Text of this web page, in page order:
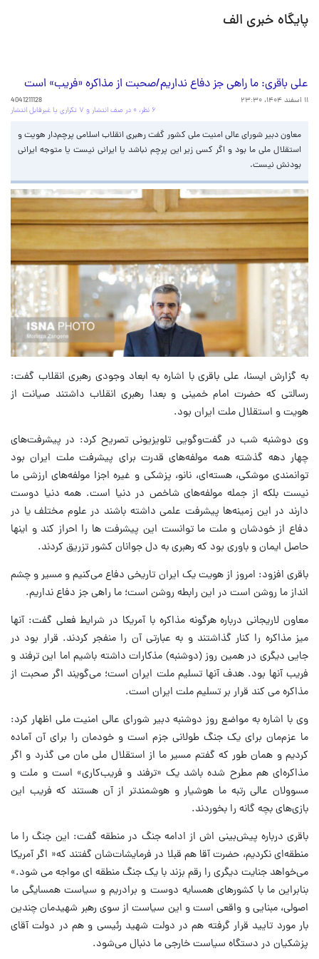
پایگاه خبری الف
علی باقری: ما راهی جز دفاع نداریم/صحبت از مذاکره «فریب» است
۱۱ اسفند ۱۴۰۴، ۲۳:۳۰
4041211128
۶ نظر، ۰ در صف انتشار و ۷ تکراری یا غیرقابل انتشار
معاون دبیر شورای عالی امنیت ملی کشور گفت رهبری انقلاب اسلامی پرچم‌دار هویت و
استقلال ملی ما بود و اگر کسی زیر این پرچم نباشد یا ایرانی نیست یا متوجه ایرانی
بودنش نیست.
به گزارش ایسنا، علی باقری با اشاره به ابعاد وجودی رهبری انقلاب گفت:
رسالتی که حضرت امام خمینی و بعدا رهبری انقلاب داشتند صیانت از
هویت و استقلال ملت ایران بود.
وی دوشنبه شب در گفت‌وگویی تلویزیونی تصریح کرد: در پیشرفت‌های
چهار دهه گذشته همه مولفه‌های قدرت برای پیشرفت ملت ایران بود
توانمندی موشکی، هسته‌ای، نانو، پزشکی و غیره اجزا مولفه‌های ارزشی ما
نیست بلکه از جمله مولفه‌های شاخص در دنیا است. همه دنیا دوست
دارند در این زمینه‌ها پیشرفت علمی داشته باشند در علوم مختلف یا در
دفاع از خودشان و ملت ما توانست این پیشرفت ‌ها را احراز کند و اینها
حاصل ایمان و باوری بود که رهبری به دل جوانان کشور تزریق کردند.
باقری افزود: امروز از هویت یک ایران تاریخی دفاع می‌کنیم و مسیر و چشم
انداز ما روشن است در این رابطه روشن است؛ ما راهی جز دفاع نداریم.
معاون لاریجانی درباره هرگونه مذاکره با آمریکا در شرایط فعلی گفت: آنها
میز مذاکره را کنار گذاشتند و به عبارتی آن را منفجر کردند. قرار بود در
جایی دیگری در همین روز (دوشنبه) مذکارات داشته باشیم اما این ترفند و
فریب آنها بود. هدف آنها تسلیم ملت ایران است؛ می‌گویند اگر صحبت از
مذاکره می کند قرار بر تسلیم ملت ایران است.
وی با اشاره به مواضع روز دوشنبه دبیر شورای عالی امنیت ملی اظهار کرد:
ما عزم‌مان برای یک جنگ طولانی جزم است و خودمان را برای آن آماده
کردیم و همان طور که گفتم مسیر ما از استقلال ملی مان می گذرد و اگر
مذاکره‌ای هم مطرح شده باشد یک «ترفند و فریب‌کاری» است و ملت و
مسوولان‌ عالی رتبه ما هوشیار و هوشمندتر از آن هستند که فریب این
بازی‌های بچه گانه را بخوردند.
باقری درباره پیش‌بینی اش از ادامه جنگ در منطقه گفت: این جنگ را ما
منطقه‌ای نکردیم، حضرت آقا هم قبلا در فرمایشات‌شان گفتند که« اگر آمریکا
می‌خواهد جنایت دیگری را رقم بزند با یک جنگ منطقه ای مواجه می شود.»
بنابراین ما با کشورهای همسایه دوست و برادریم و سیاست همسایگی ما
اصولی، مبنایی و واقعی است و این سیاست از سوی رهبر شهیدمان چندین
بار مورد تایید قرار گرفته هم در دولت شهید رئیسی و هم در دولت آقای
پزشکیان در دستگاه سیاست خارجی ما دنبال می‌شود.